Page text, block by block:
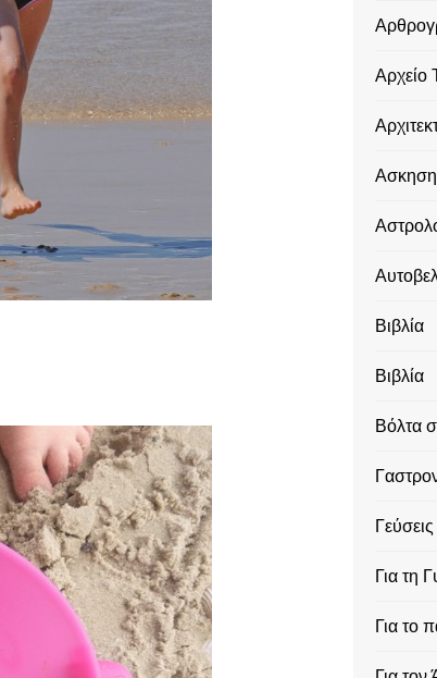
Αρχείο
Ασκηση
Βιβλία
Βιβλία
Βόλτα
Γεύσεις
Για τη
Για το